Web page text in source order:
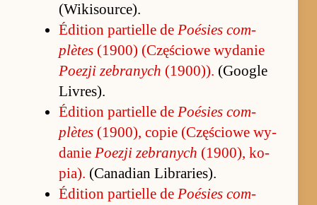
(Wiki­so­ur­ce).
Édition par­tielle de Po­ésies com­
plètes(1900) (Czę­ściowe wy­danie
Po­ezji ze­branych (1900)). (Go­ogle
Livres).
Édition par­tielle de Po­ésies com­
plètes(1900), copie (Czę­ściowe wy­
danie Po­ezji ze­branych (1900), ko­
pia). (Ca­na­dian Librarie­s).
Édition par­tielle de Po­ésies com­